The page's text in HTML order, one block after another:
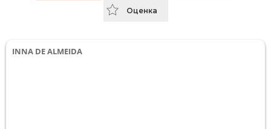
Оценка
INNA DE ALMEIDA